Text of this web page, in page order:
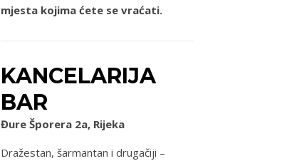
mjesta kojima ćete se vraćati.
KANCELARIJA
BAR
Đure Šporera 2a, Rijeka
Dražestan, šarmantan i drugačiji –